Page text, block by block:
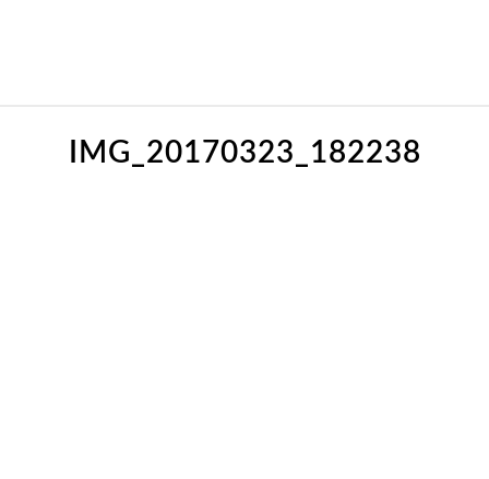
IMG_20170323_182238